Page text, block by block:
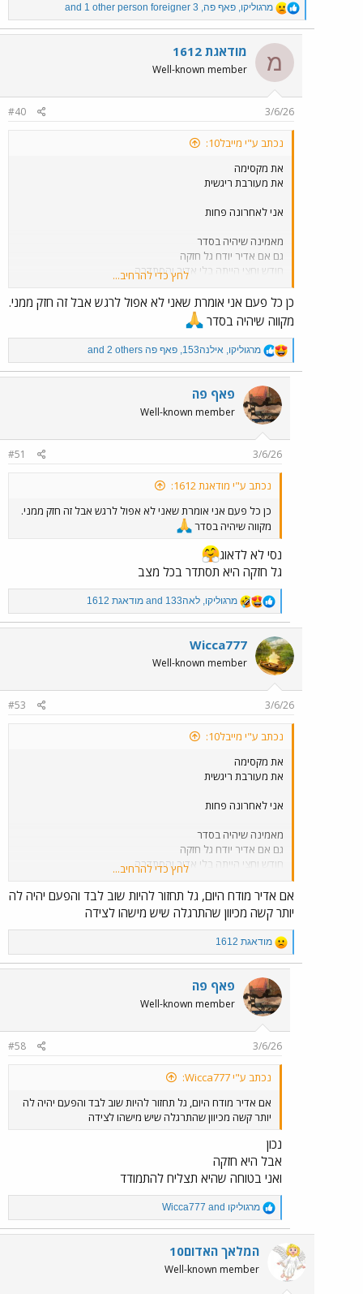
R
e
a
c
t
o
s
מרגוליקו, פאף פה,
foreigner 3
מ מודאגת 1612
Well-known member
3/6/26
#40
נכתב ע"י מייבל10:
את מקסימה
את מעורבת ריגשית
אני לאחרונה פחות
מאמינה שיהיה בסדר
גם אם אדיר יודח גל חזקה
חודש וחצי הייתה בלי אדיר והסתדרה
למרות שעכשיו יגבירו הילוך הגמר מתקרב.
לחץ כדי להרחיב...
כן כל פעם אני אומרת שאני לא אפול לרגש אבל זה חזק ממני.
מקווה שיהיה בסדר
R
e
a
c
t
i
o
s
מרגוליקו, אילנה153 , פאף פה
פאף פה
Well-known member
3/6/26
#51
נכתב ע"י מודאגת 1612:
כן כל פעם אני אומרת שאני לא אפול לרגש אבל זה חזק ממני.
מקווה שיהיה בסדר
נסי לא לדאוג
גל חזקה היא תסתדר בכל מצב
R
e
a
c
t
i
n
מרגוליקו, לאה133 מודאגת 1612
Wicca777
Well-known member
3/6/26
#53
נכתב ע"י מייבל10:
את מקסימה
את מעורבת ריגשית
אני לאחרונה פחות
מאמינה שיהיה בסדר
גם אם אדיר יודח גל חזקה
חודש וחצי הייתה בלי אדיר והסתדרה
למרות שעכשיו יגבירו הילוך הגמר מתקרב.
לחץ כדי להרחיב...
אם אדיר מודח היום, גל תחזור להיות שוב לבד והפעם יהיה לה
יותר קשה מכיוון שהתרגלה שיש מישהו לצידה
R
e
a
c
t
i
o
n
s
מודאגת 1612
פאף פה
Well-known member
3/6/26
#58
נכתב ע"י Wicca777:
אם אדיר מודח היום, גל תחזור להיות שוב לבד והפעם יהיה לה
יותר קשה מכיוון שהתרגלה שיש מישהו לצידה
נכון
אבל היא חזקה
ואני בטוחה שהיא תצליח להתמודד
R
e
a
c
t
i
מרגוליקו Wicca777
המלאך האדום10
Well-known member